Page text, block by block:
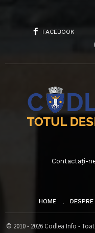
FACEBOOK
Contactați-
HOME DESPRE
© 2010 - 2026 Codlea Info -